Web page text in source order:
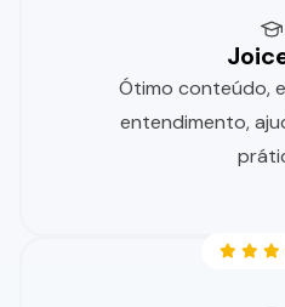
Ótimo conteúdo,
entendimento,